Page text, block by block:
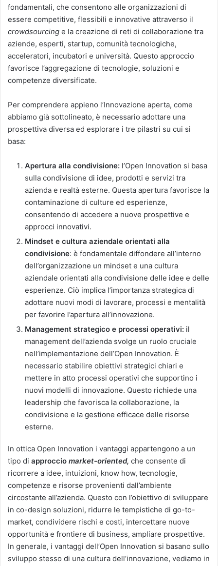
fondamentali, che consentono alle organizzazioni di
essere competitive, flessibili e innovative attraverso il
crowdsourcing e la creazione di reti di collaborazione tra
aziende, esperti, startup, comunità tecnologiche,
acceleratori, incubatori e università. Questo approccio
favorisce l’aggregazione di tecnologie, soluzioni e
competenze diversificate.
Per comprendere appieno l’Innovazione aperta, come
abbiamo già sottolineato, è necessario adottare una
prospettiva diversa ed esplorare i tre pilastri su cui si
basa:
Apertura alla condivisione: l’Open Innovation si basa
sulla condivisione di idee, prodotti e servizi tra
azienda e realtà esterne. Questa apertura favorisce la
contaminazione di culture ed esperienze,
consentendo di accedere a nuove prospettive e
approcci innovativi.
Mindset e cultura aziendale orientati alla
condivisione: è fondamentale diffondere all’interno
dell’organizzazione un mindset e una cultura
aziendale orientati alla condivisione delle idee e delle
esperienze. Ciò implica l’importanza strategica di
adottare nuovi modi di lavorare, processi e mentalità
per favorire l’apertura all’innovazione.
Management strategico e processi operativi: il
management dell’azienda svolge un ruolo cruciale
nell’implementazione dell’Open Innovation. È
necessario stabilire obiettivi strategici chiari e
mettere in atto processi operativi che supportino i
nuovi modelli di innovazione. Questo richiede una
leadership che favorisca la collaborazione, la
condivisione e la gestione efficace delle risorse
esterne.
In ottica Open Innovation i vantaggi appartengono a un
tipo di approccio market-oriented, che consente di
ricorrere a idee, intuizioni, know how, tecnologie,
competenze e risorse provenienti dall’ambiente
circostante all’azienda. Questo con l’obiettivo di sviluppare
in co-design soluzioni, ridurre le tempistiche di go-to-
market, condividere rischi e costi, intercettare nuove
opportunità e frontiere di business, ampliare prospettive.
In generale, i vantaggi dell’Open Innovation si basano sullo
sviluppo stesso di una cultura dell’innovazione, vediamo in